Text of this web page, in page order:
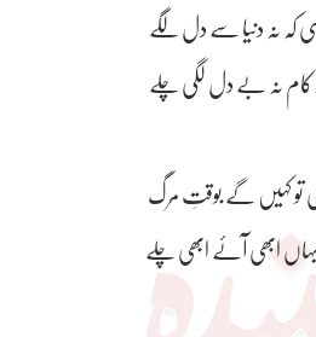
کہ نہ دنیا سے دل لگے
جو کام نہ بے دل لگی چلے
تو کہیں گے بوقتِ مرگ
ابھی آئے ابھی چلے